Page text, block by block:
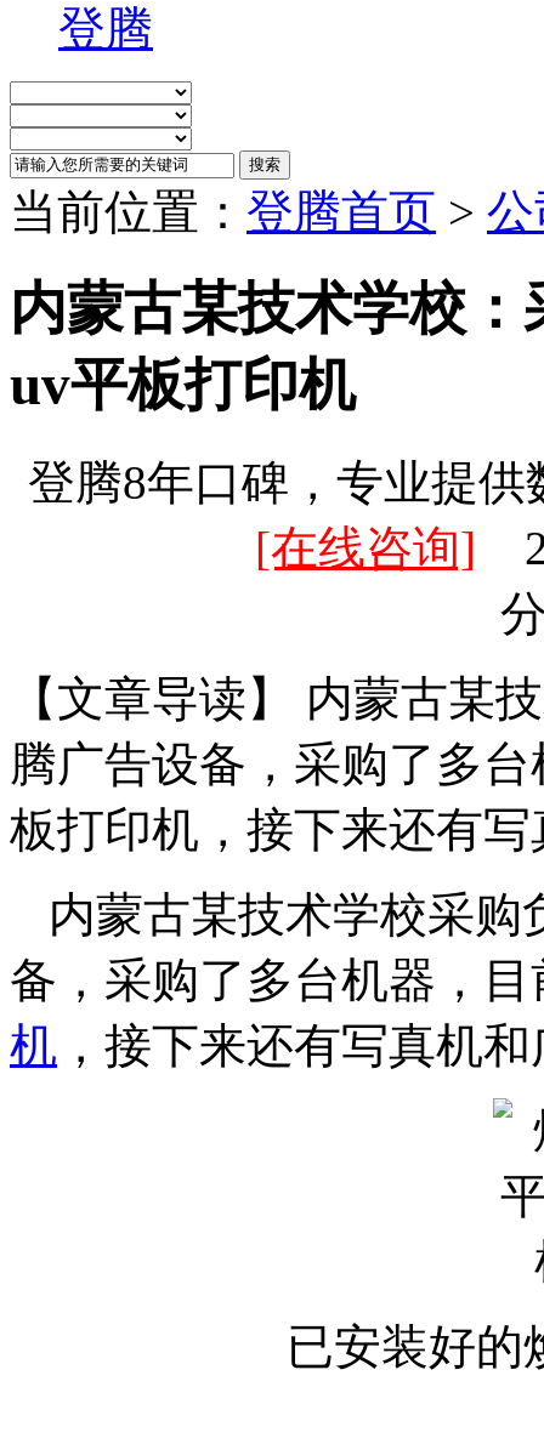
登腾
当前位置： 登腾首页 >
内蒙古某技术学校
uv平板打印机
登腾8年口碑，专业提
[在线咨询]
【文章导读】 内蒙古某
腾广告设备，采购了多
板打印机，接下来还有
内蒙古某技术学校采
备，采购了多台机器，
机 ，接下来还有写真机
已安装好的